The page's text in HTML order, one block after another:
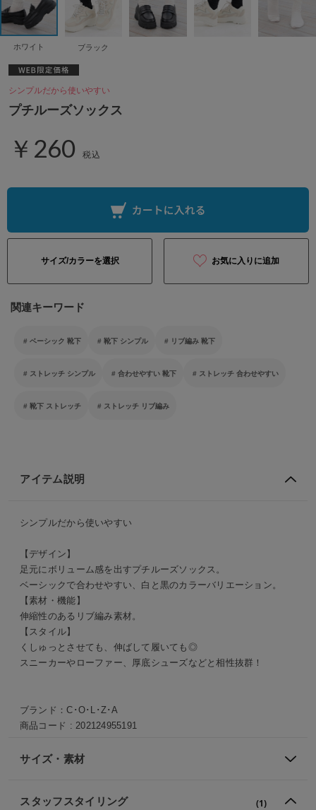
ホワイト ブラック
シンプルだから使いやすい
プチルーズソックス
￥260 税込
サイズ/カラーを選択 お気に入りに追加
関連キーワード
ベーシック 靴下 靴下 シンプル リブ編み 靴下
ストレッチ シンプル 合わせやすい 靴下 ストレッチ 合わせやすい
靴下 ストレッチ ストレッチ リブ編み
アイテム説明
シンプルだから使いやすい
【デザイン】
足元にボリューム感を出すプチルーズソックス。
ベーシックで合わせやすい、白と黒のカラーバリエーション。
【素材・機能】
伸縮性のあるリブ編み素材。
【スタイル】
くしゅっとさせても、伸ばして履いても◎
スニーカーやローファー、厚底シューズなどと相性抜群！
ブランド：C･O･L･Z･A
商品コード :202124955191
サイズ・素材
スタッフスタイリング (1)